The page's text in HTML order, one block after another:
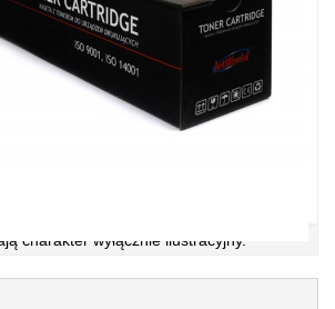
charakter wyłącznie ilustracyjny.